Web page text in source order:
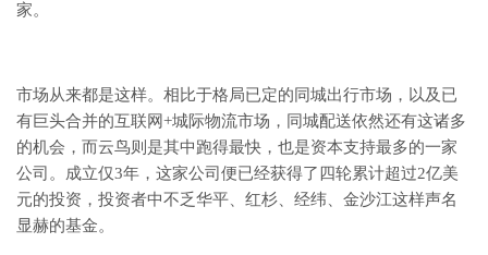
家。
市场从来都是这样。相比于格局已定的同城出行市场，以及已
有巨头合并的互联网+城际物流市场，同城配送依然还有这诸多
的机会，而云鸟则是其中跑得最快，也是资本支持最多的一家
公司。成立仅3年，这家公司便已经获得了四轮累计超过2亿美
元的投资，投资者中不乏华平、红杉、经纬、金沙江这样声名
显赫的基金。